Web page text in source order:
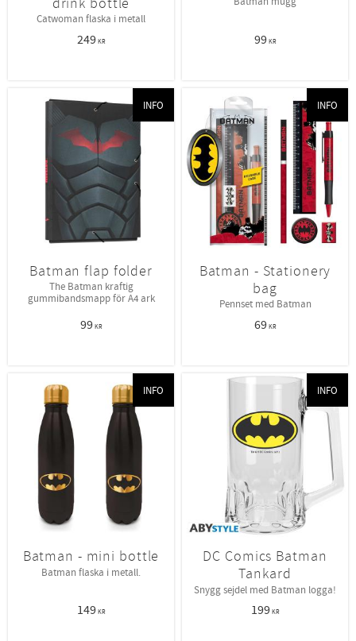
Catwoman flaska i metall
249KR 99KR
Batman flap folder
The Batman kraftig
gummibandsmapp för A4 ark
99KR
INFO
Batman - Stationery
bag
Pennset med Batman
69KR
INFO
Batman - mini bottle
Batman flaska i metall.
149KR
INFO
DC Comics Batman
Tankard
Snygg sejdel med Batman logga!
199KR
INFO